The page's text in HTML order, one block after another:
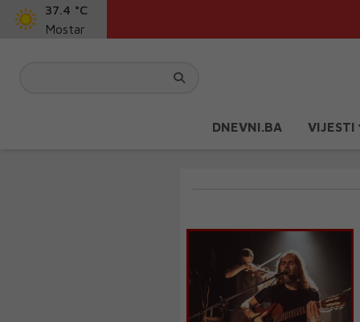
37.4 °C
Mostar
DNEVNI.BA VIJESTI